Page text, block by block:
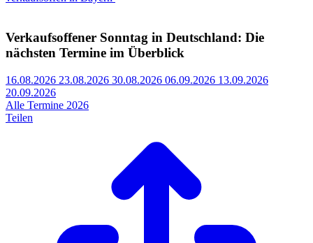
Verkaufsoffener Sonntag in Deutschland: Die
nächsten Termine im Überblick
16.08.2026 23.08.2026 30.08.2026 06.09.2026 13.09.2026
20.09.2026
Alle Termine 2026
Teilen